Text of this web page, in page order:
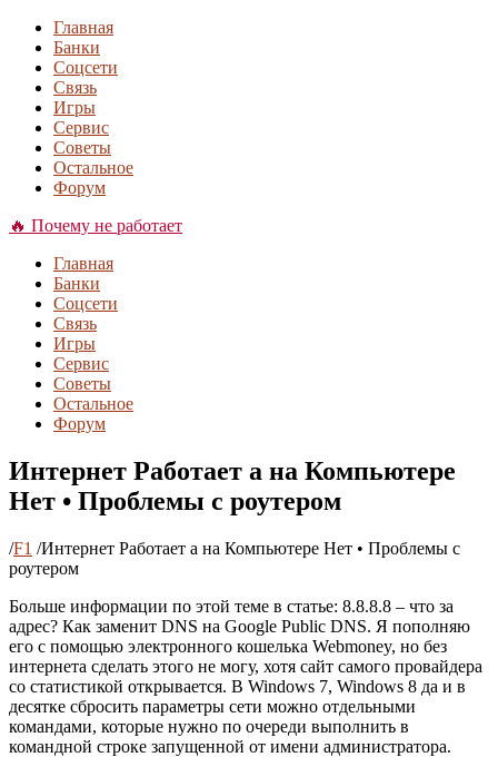
Главная
Банки
Соцсети
Связь
Игры
Сервис
Советы
Остальное
Форум
🔥 Почему не работает
Главная
Банки
Соцсети
Связь
Игры
Сервис
Советы
Остальное
Форум
Интернет Работает а на Компьютере
Нет • Проблемы с роутером
/F1 /Интернет Работает а на Компьютере Нет • Проблемы с
роутером
Больше информации по этой теме в статье: 8.8.8.8 – что за
адрес? Как заменит DNS на Google Public DNS. Я пополняю
его с помощью электронного кошелька Webmoney, но без
интернета сделать этого не могу, хотя сайт самого провайдера
со статистикой открывается. В Windows 7, Windows 8 да и в
десятке сбросить параметры сети можно отдельными
командами, которые нужно по очереди выполнить в
командной строке запущенной от имени администратора.